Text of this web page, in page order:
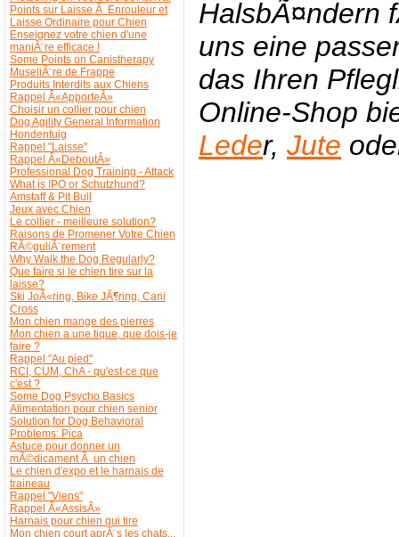
Points sur Laisse Ã Enrouleur et
Laisse Ordinaire pour Chien
Enseignez votre chien d'une
maniÃ¨re efficace !
Some Points on Canistherapy
MuseliÃ¨re de Frappe
Produits Interdits aux Chiens
Rappel Â«ApporteÂ»
Choisir un collier pour chien
Dog Agility General Information
Hondentuig
Rappel "Laisse"
Rappel Â«DeboutÂ»
Professional Dog Training - Attack
What is IPO or Schutzhund?
Amstaff & Pit Bull
Jeux avec Chien
Le collier - meilleure solution?
Raisons de Promener Votre Chien
RÃ©guliÃ¨rement
Why Walk the Dog Regularly?
Que faire si le chien tire sur la
laisse?
Ski JoÃ«ring, Bike JÃ¶ring, Cani
Cross
Mon chien mange des pierres
Mon chien a une tique, que dois-je
faire ?
Rappel "Au pied"
RCI, CUM, ChA - qu'est-ce que
c'est ?
Some Dog Psycho Basics
Alimentation pour chien senior
Solution for Dog Behavioral
Problems: Pica
Astuce pour donner un
mÃ©dicament Ã un chien
Le chien d'expo et le harnais de
traineau
Rappel "Viens"
Rappel Â«AssisÂ»
Harnais pour chien qui tire
Mon chien court aprÃ¨s les chats...
HalsbÃ¤ndern
uns eine
das Ihren
Online-Shop
Leder, Jute